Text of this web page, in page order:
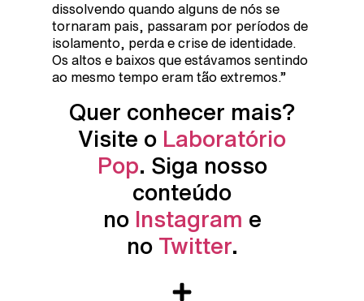
dissolvendo quando alguns de nós se
tornaram pais, passaram por períodos de
isolamento, perda e crise de identidade.
Os altos e baixos que estávamos sentindo
ao mesmo tempo eram tão extremos.”
Quer conhecer mais?
Visite o Laboratório
Pop. Siga nosso
conteúdo
no Instagram e
no Twitter.